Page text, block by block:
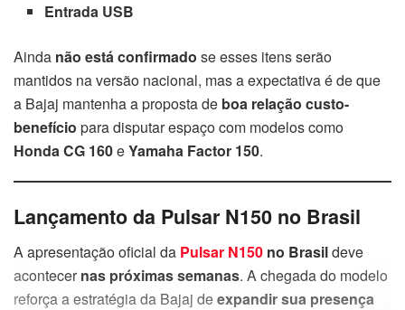
Entrada USB
Ainda não está confirmado se esses itens serão
mantidos na versão nacional, mas a expectativa é de que
a Bajaj mantenha a proposta de boa relação custo-
benefício para disputar espaço com modelos como
Honda CG 160eYamaha Factor 150.
Lançamento da Pulsar N150 no Brasil
A apresentação oficial da Pulsar N150 no Brasildeve
acontecernas próximas semanas. A chegada do modelo
reforça a estratégia da Bajaj deexpandir sua presença